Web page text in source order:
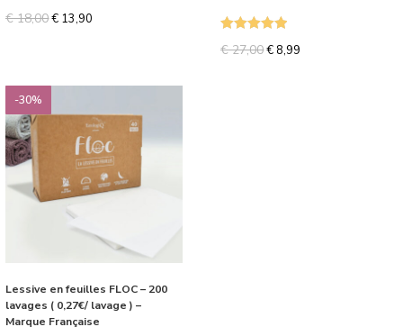
€18,00€ 13,90
€27,00€ 8,99
-30%
Lessive en feuilles FLOC – 200
lavages ( 0,27€/ lavage ) –
Marque Française